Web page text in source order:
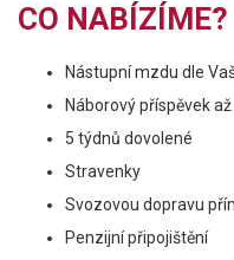
CO NABÍZÍME?
Nástupní mzdu dle
Náborový příspěvek
5 týdnů dovolené
Stravenky
Svozovou dopravu
Penzijní připojištění